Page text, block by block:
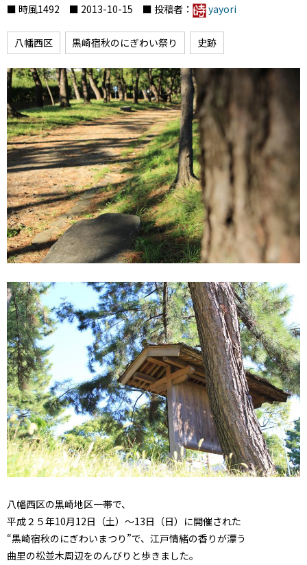
■ 時風1492 ■ 2013-10-15 ■ 投稿者： yayori
八幡西区 黒崎宿秋のにぎわい祭り 史跡
八幡西区の黒崎地区一帯で、
平成２５年10月12日（土）～13日（日）に開催された
“黒崎宿秋のにぎわいまつり”で、江戸情緒の香りが漂う
曲里の松並木周辺をのんびりと歩きました。